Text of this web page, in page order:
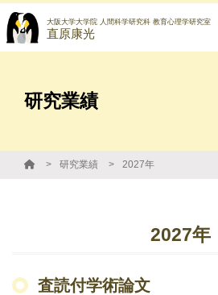
大阪大学大学院 人間科学研究科 教育心理学研究室
直原康光
研究業績
研究業績 2027年
2027年
査読付学術論文